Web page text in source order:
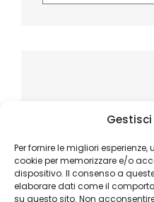
Per fornire le migliori
cookie per memorizzare e/o
dispositivo. Il consenso a
elaborare dati come il
su questo sito. Non